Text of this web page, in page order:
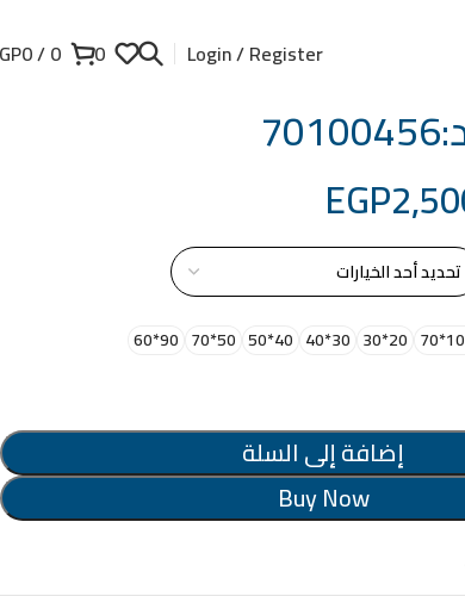
Login / Register
0
0
/
0
EGP
20*30
30*40
40*50
50*70
90*60
إضافة إلى السلة
Buy Now